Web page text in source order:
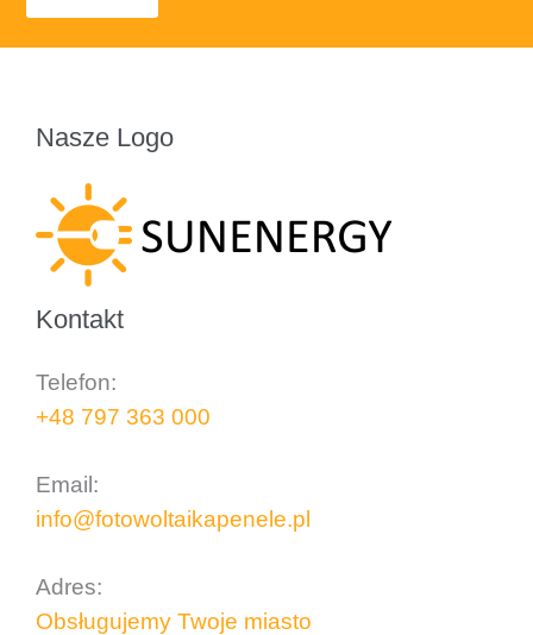
Nasze Logo
Kontakt
Telefon:
+48 797 363 000
Email:
info@fotowoltaikapenele.pl
Adres:
Obsługujemy Twoje miasto